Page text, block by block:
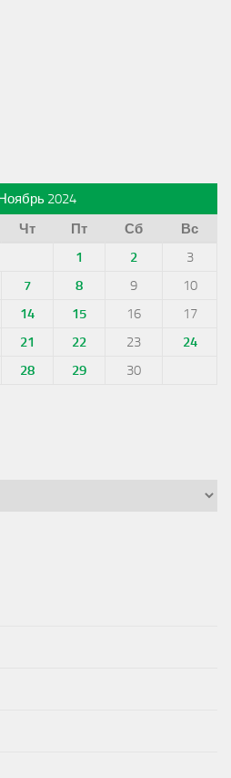
Ноябрь 2024
Чт Пт Сб
Вс
1
2
3
7 8 9
10
14 15 16
17
21 22 23
24
28 29
30